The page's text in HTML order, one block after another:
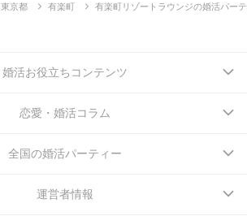
東京都 有楽町 有楽町リゾートラウンジの婚活パー
婚活お役立ちコンテンツ
恋愛・婚活コラム
全国の婚活パーティー
運営者情報